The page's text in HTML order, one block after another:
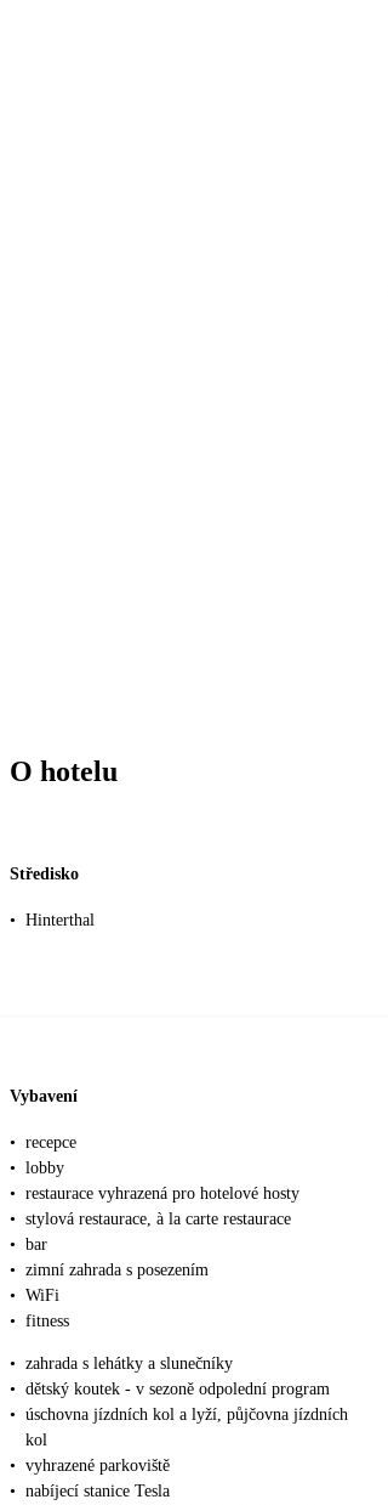
O hotelu
Středisko
• Hinterthal
Vybavení
• recepce
• lobby
• restaurace vyhrazená pro hotelové hosty
• stylová restaurace, à la carte restaurace
• bar
• zimní zahrada s posezením
• WiFi
• fitness
• zahrada s lehátky a slunečníky
• dětský koutek - v sezoně odpolední program
• úschovna jízdních kol a lyží, půjčovna jízdních
kol
• vyhrazené parkoviště
• nabíjecí stanice Tesla